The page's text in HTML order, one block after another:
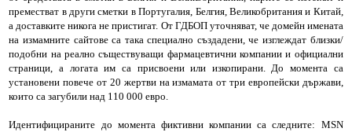
Иван Върбанов – журналист | The News BG Reporter
РЕДАКЦИОННА ПОЛИТИКА НА THE NEWS BG REPORTER
преместват в други сметки в Португалия, Белгия, Великобритания и Китай,
а доставките никога не пристигат. От ГДБОП уточняват, че домейн имената
на измамните сайтове са така специално създадени, че изглеждат близки/
подобни на реално съществуващи фармацевтични компании и официални
страници, а логата им са присвоени или изкопирани. До момента са
установени повече от 20 жертви на измамата от три европейски държави,
които са загубили над 110 000 евро.
Идентифицираните до момента фиктивни компании са следните: MSN